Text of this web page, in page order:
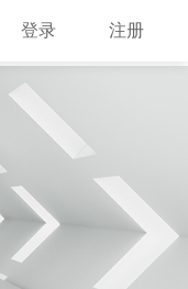
登录 注册